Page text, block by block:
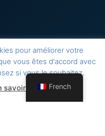
pour améliorer votre
vous êtes d'accord avec
si vous le souhaitez.
savoir plus French